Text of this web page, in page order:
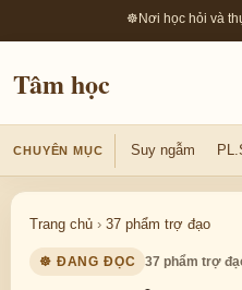
☸ Nơi học hỏi và
Tâm học
CHUYÊN MỤC Suy ngẫm
Trang chủ › 37 phẩm trợ đạo
☸ ĐANG ĐỌC 37 phẩm trợ